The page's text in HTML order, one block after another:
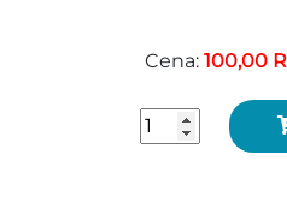
Cena: 100,00